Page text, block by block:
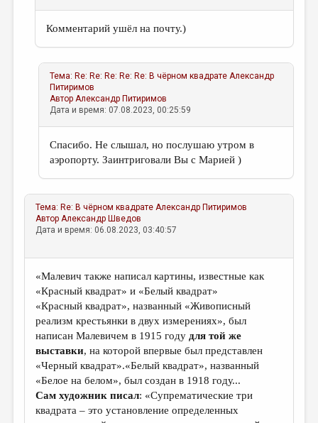
Комментарий ушёл на почту.)
Тема: Re: Re: Re: Re: Re: В чёрном квадрате Александр
Питиримов
АвторАлександр Питиримов
Дата и время: 07.08.2023, 00:25:59
Спасибо. Не слышал, но послушаю утром в
аэропорту. Заинтриговали Вы с Марией )
Тема: Re: В чёрном квадрате Александр Питиримов
АвторАлександр Шведов
Дата и время: 06.08.2023, 03:40:57
«Малевич также написал картины, известные как
«Красный квадрат» и «Белый квадрат»
«Красный квадрат», названный «Живописный
реализм крестьянки в двух измерениях», был
написан Малевичем в 1915 годудля той же
выставки, на которой впервые был представлен
«Черный квадрат».«Белый квадрат», названный
«Белое на белом», был создан в 1918 году...
Сам художник писал: «Супрематические три
квадрата – это установление определенных